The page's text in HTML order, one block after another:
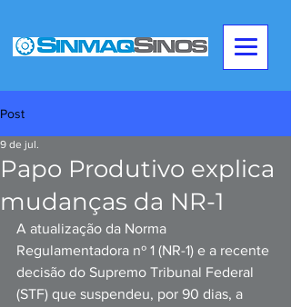
Post
Papo Produtivo explica
mudanças da NR-1
9 de jul.
A atualização da Norma
Regulamentadora nº 1 (NR-1) e a recente
decisão do Supremo Tribunal Federal
(STF) que suspendeu, por 90 dias, a